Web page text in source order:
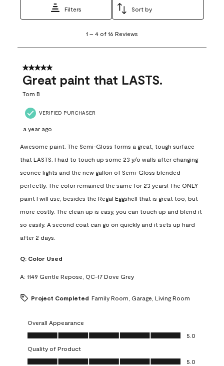
Filters Sort by
4
16
Reviews
1 – 4 of 16 Reviews
5 out of 5 stars.
Great paint that LASTS.
Tom B
VERIFIED PURCHASER
a year ago
Awesome paint. The Semi-Gloss forms a great, tough surface
that LASTS. I had to touch up some 23 y/o walls after changing
sconce lights and the new gallon of Semi-Gloss blended
perfectly. The color remained the same for 23 years! The ONLY
paint I will use, besides the Regal Eggshell that is great too, but
more costly. The clean up is easy, you can touch up and blend it
so easily. A second coat can go on quickly and it sets up hard
after 2 days.
Q: Color Used
A: 1149 Gentle Repose, QC-17 Dove Grey
Project Completed Family Room, Garage, Living Room
Overall Appearance
Overall Appearance, 5.0 out of 5
5.0
Quality of Product
Quality of Product, 5.0 out of 5
5.0